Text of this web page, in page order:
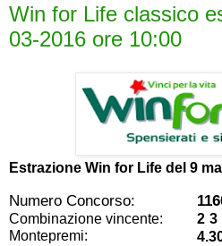
Win for Life classico
03-2016 ore 10:00
Estrazione Win for Life del 9
Numero Concorso:
Combinazione vincente:
2 3
Montepremi: